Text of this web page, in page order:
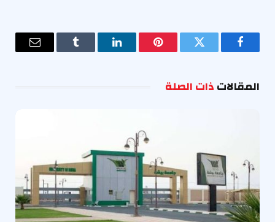
فيسبوك تويتر بينتيريستلينكدإن Tumblr
البريد
المقالاتذات الصلة